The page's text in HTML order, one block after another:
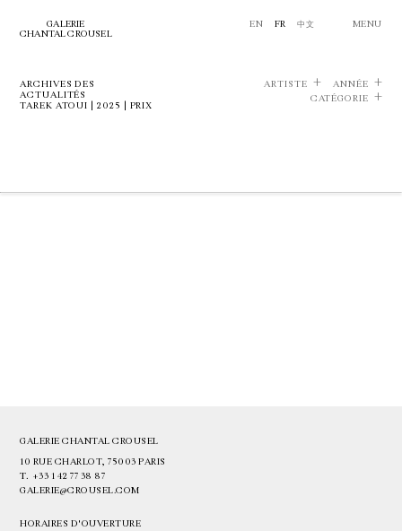
GALERIE
CHANTAL CROUSEL
EN FR 中文 MENU
ARCHIVES DES
ACTUALITÉS
TAREK ATOUI | 2025 | PRIX
ARTISTE
ANNÉE
CATÉGORIE
GALERIE CHANTAL CROUSEL
10 RUE CHARLOT, 75003 PARIS
T. +33 1 42 77 38 87
GALERIE@CROUSEL.COM
HORAIRES D'OUVERTURE